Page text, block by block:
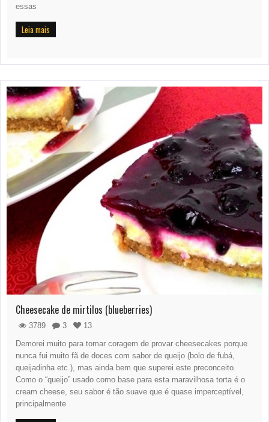
essas
Leia mais
Cheesecake de mirtilos (blueberries)
3789 3
13
Demorei muito para tomar coragem de provar cheesecakes porque
nunca fui muito fã de doces com sabor de queijo (bolo de fubá,
queijadinha etc.), mas ainda bem que superei este preconceito.
Como o “queijo” usado como base para esta maravilhosa torta é o
cream cheese, seu sabor é tão suave que é quase imperceptível,
principalmente